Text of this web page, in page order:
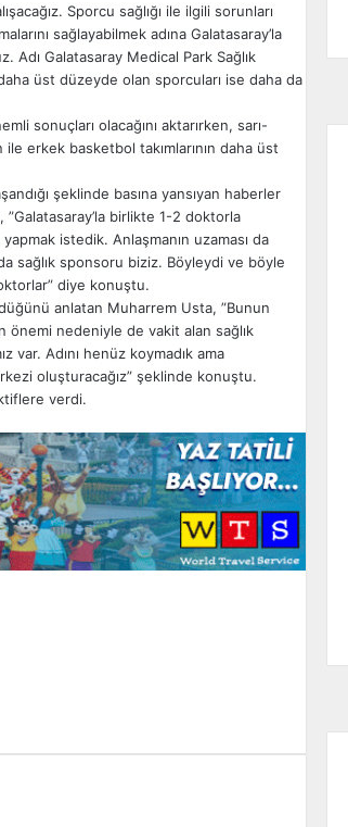
Sporcu sağlığı ile ilgili sorunları
sağlayabilmek adına Galatasaray’la
Galatasaray Medical Park Sağlık
üst düzeyde olan sporcuları ise daha da
sonuçları olacağını aktarırken, sarı-
ile erkek basketbol takımlarının daha üst
şeklinde basına yansıyan haberler
”Galatasaray’la birlikte 1-2 doktorla
istedik. Anlaşmanın uzaması da
sağlık sponsoru biziz. Böyleydi ve böyle
diye konuştu.
anlatan Muharrem Usta, ”Bunun
önemi nedeniyle de vakit alan sağlık
var. Adını henüz koymadık ama
oluşturacağız” şeklinde konuştu.
verdi.